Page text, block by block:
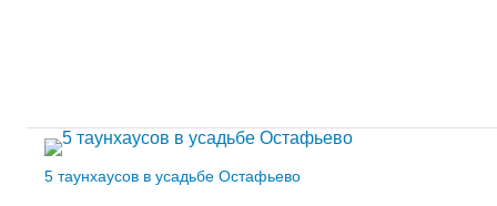
5 таунхаусов в усадьбе Остафьево